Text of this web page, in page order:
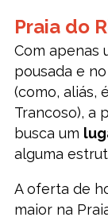
Praia do
Com apenas
pousada e
(como, aliás,
Trancoso), a
busca um
alguma
A oferta de
maior na